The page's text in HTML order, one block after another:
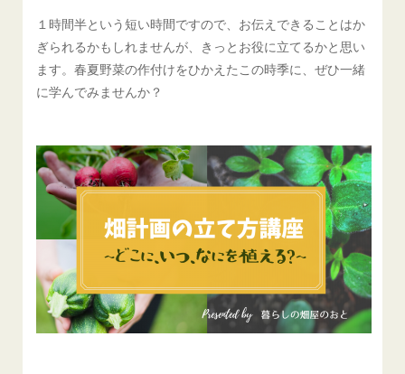
１時間半という短い時間ですので、お伝えできることはか
ぎられるかもしれませんが、きっとお役に立てるかと思い
ます。春夏野菜の作付けをひかえたこの時季に、ぜひ一緒
に学んでみませんか？